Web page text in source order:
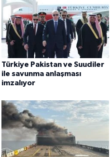
Türkiye Pakistan ve Suudiler
ile savunma anlaşması
imzalıyor